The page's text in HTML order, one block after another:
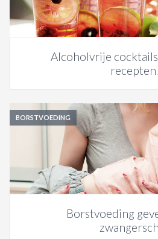
Alcoholvrije
recepten!
BORSTVOEDING
Borstvoeding